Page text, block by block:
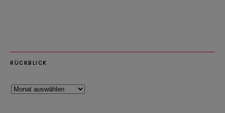
RÜCKBLICK
Rückblick